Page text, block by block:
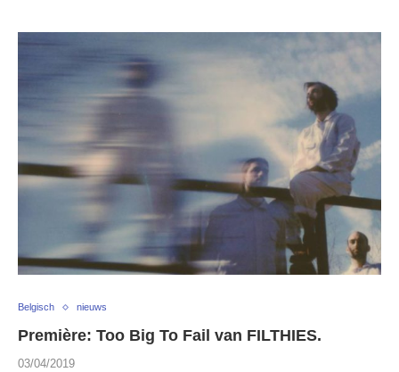
Belgisch nieuws
Première: Too Big To Fail van FILTHIES.
03/04/2019